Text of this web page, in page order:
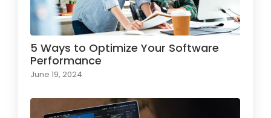
5 Ways to Optimize Your Software
Performance
June 19, 2024